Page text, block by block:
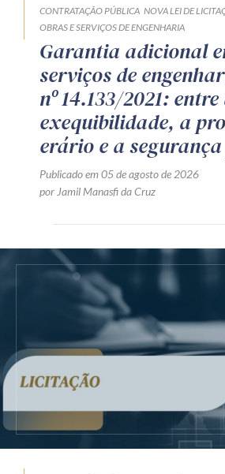
CONTRATAÇÃO PÚBLICA NOVA LEI DE
OBRAS E SERVIÇOS DE ENGENHARIA
Garantia adicional
serviços de
nº 14.133/2021: entre
exequibilidade, a
erário e a
Publicado em 05 de agosto de 2026
por Jamil Manasfi da Cruz